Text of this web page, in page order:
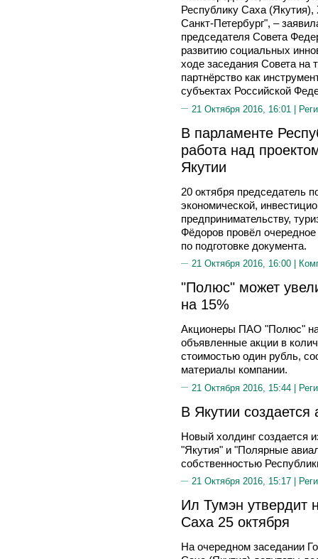
Республику Саха (Якутия),
Санкт-Петербург", –
председателя Совета
развитию социальных
ходе заседания Совета на
партнёрство как
субъектах Российской
21 Октября 2016, 16:01 |
В парламенте
работа над
Якутии
20 октября председатель
экономической,
предпринимательству,
Фёдоров провёл
по подготовке документа.
21 Октября 2016, 16:00 |
"Полюс" может
на 15%
Акционеры ПАО "Полюс" на
объявленные акции в
стоимостью один рубль,
материалы компании.
21 Октября 2016, 15:44 |
В Якутии
Новый холдинг создается
"Якутия" и "Полярные
собственностью
21 Октября 2016, 15:17 |
Ил Тумэн утвердит
Саха 25 октября
На очередном заседании